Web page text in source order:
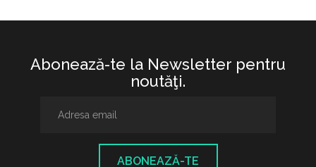
Abonează-te la Newsletter pentru
noutăţi.
ABONEAZĂ-TE